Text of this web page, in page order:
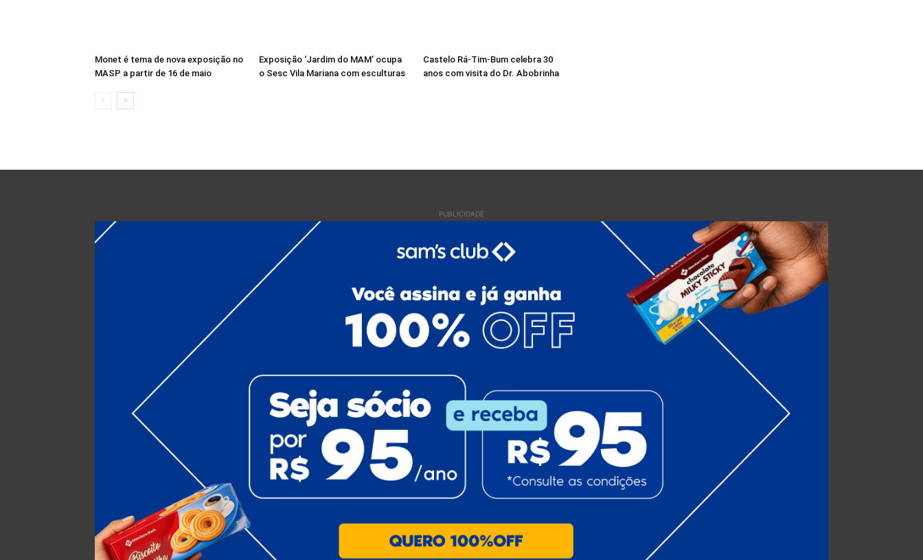
Monet é tema de nova exposição no
MASP a partir de 16 de maio
Exposição ‘Jardim do MAM’ ocupa
o Sesc Vila Mariana com esculturas
Castelo Rá-Tim-Bum celebra 30
anos com visita do Dr. Abobrinha
PUBLICIDADE